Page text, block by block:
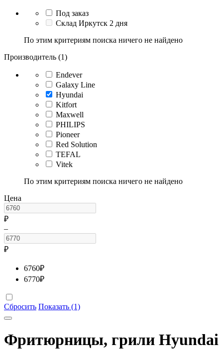
Под заказ
Склад Иркутск 2 дня
По этим критериям поиска ничего не найдено
Производитель (1)
Endever
Galaxy Line
Hyundai
Kitfort
Maxwell
PHILIPS
Pioneer
Red Solution
TEFAL
Vitek
По этим критериям поиска ничего не найдено
Цена
₽
–
₽
6760₽
6770₽
Сбросить Показать (1)
Фритюрницы, грили Hyundai